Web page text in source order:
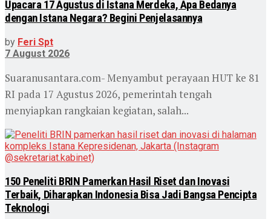
Upacara 17 Agustus di Istana Merdeka, Apa Bedanya
dengan Istana Negara? Begini Penjelasannya
by Feri Spt
7 August 2026
Suaranusantara.com- Menyambut perayaan HUT ke 81
RI pada 17 Agustus 2026, pemerintah tengah
menyiapkan rangkaian kegiatan, salah...
150 Peneliti BRIN Pamerkan Hasil Riset dan Inovasi
Terbaik, Diharapkan Indonesia Bisa Jadi Bangsa Pencipta
Teknologi